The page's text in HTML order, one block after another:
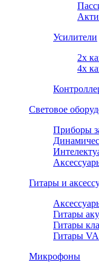
Усилители
2х
4х
Световое
Приборы
Гитары и
Гитары
Гитары
Гитары
Микрофоны